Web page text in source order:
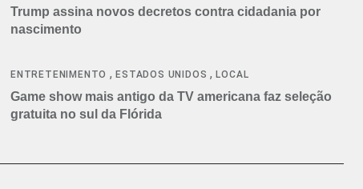
Trump assina novos decretos contra cidadania por
nascimento
ENTRETENIMENTO ,ESTADOS UNIDOS ,LOCAL
Game show mais antigo da TV americana faz seleção
gratuita no sul da Flórida